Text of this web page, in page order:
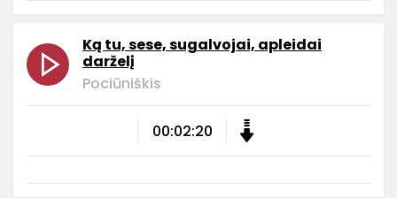
Ką tu, sese, sugalvojai, apleidai
darželį
Pociūniškis
00:02:20